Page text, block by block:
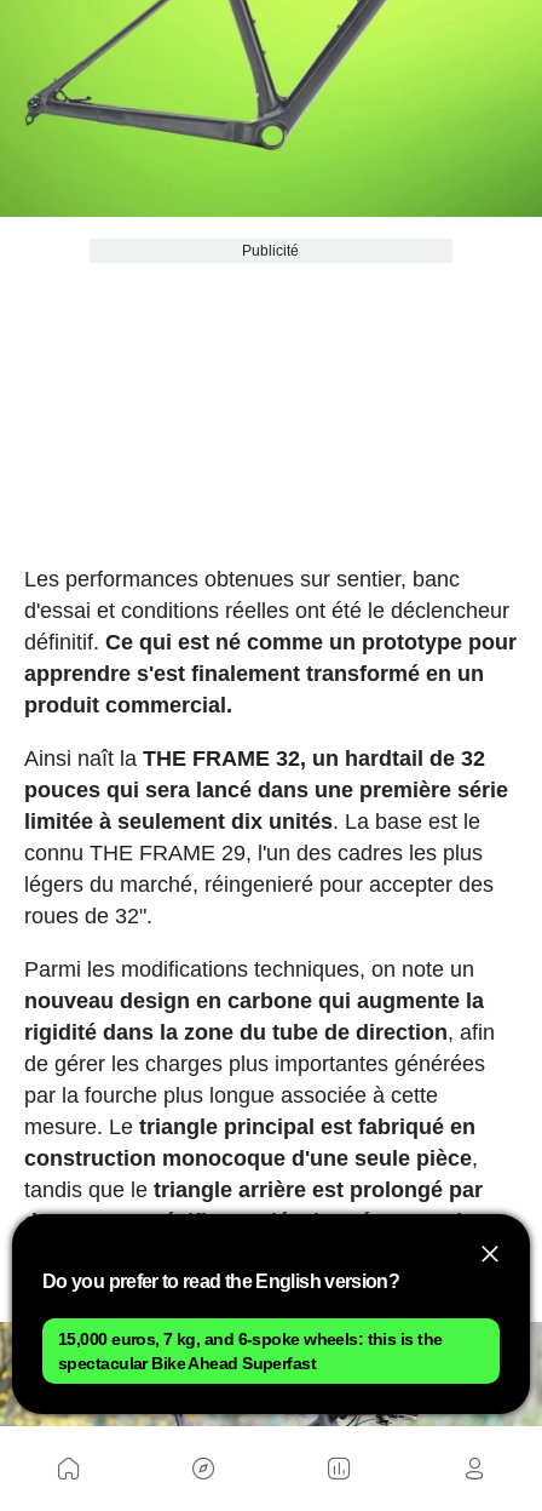
Publicité
Les performances obtenues sur sentier, banc
d'essai et conditions réelles ont été le déclencheur
définitif. Ce qui est né comme un prototype pour
apprendre s'est finalement transformé en un
produit commercial.
Ainsi naît la THE FRAME 32, un hardtail de 32
pouces qui sera lancé dans une première série
limitée à seulement dix unités. La base est le
connu THE FRAME 29, l'un des cadres les plus
légers du marché, réingenieré pour accepter des
roues de 32".
Parmi les modifications techniques, on note un
nouveau design en carbone qui augmente la
rigidité dans la zone du tube de direction, afin
de gérer les charges plus importantes générées
par la fourche plus longue associée à cette
mesure. Le triangle principal est fabriqué en
construction monocoque d'une seule pièce,
tandis que le triangle arrière est prolongé par
des pattes spécifiques développées pour le
. Le processus d'union a été validé dans les
bancs d'essai de l'institut EFBE.
Do you prefer to read the English version?
15,000 euros, 7 kg, and 6-spoke wheels: this is the
spectacular Bike Ahead Superfast